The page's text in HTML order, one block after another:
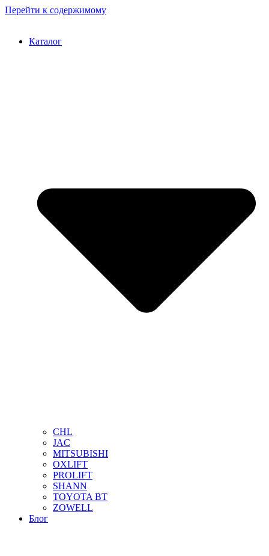
Перейти к содержимому
Каталог
CHL
JAC
MITSUBISHI
OXLIFT
PROLIFT
SHANN
TOYOTA BT
ZOWELL
Блог